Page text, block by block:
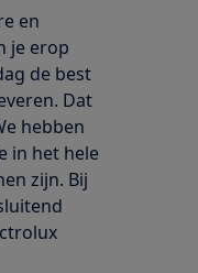
en
je erop
de best
Dat
hebben
in het hele
zijn. Bij